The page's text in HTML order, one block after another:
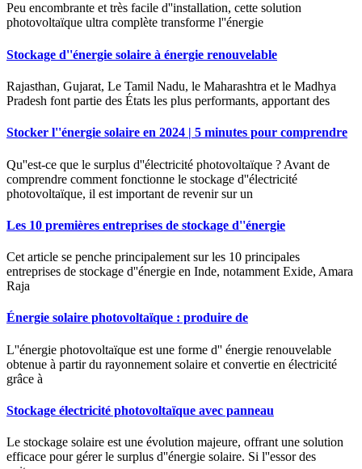
Peu encombrante et très facile d''installation, cette solution
photovoltaïque ultra complète transforme l''énergie
Stockage d''énergie solaire à énergie renouvelable
Rajasthan, Gujarat, Le Tamil Nadu, le Maharashtra et le Madhya
Pradesh font partie des États les plus performants, apportant des
Stocker l''énergie solaire en 2024 | 5 minutes pour comprendre
Qu''est-ce que le surplus d''électricité photovoltaïque ? Avant de
comprendre comment fonctionne le stockage d''électricité
photovoltaïque, il est important de revenir sur un
Les 10 premières entreprises de stockage d''énergie
Cet article se penche principalement sur les 10 principales
entreprises de stockage d''énergie en Inde, notamment Exide, Amara
Raja
Énergie solaire photovoltaïque : produire de
L''énergie photovoltaïque est une forme d'' énergie renouvelable
obtenue à partir du rayonnement solaire et convertie en électricité
grâce à
Stockage électricité photovoltaïque avec panneau
Le stockage solaire est une évolution majeure, offrant une solution
efficace pour gérer le surplus d''énergie solaire. Si l''essor des